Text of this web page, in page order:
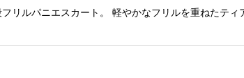
ルパニエスカート。 軽やかなフリルを重ねたティ